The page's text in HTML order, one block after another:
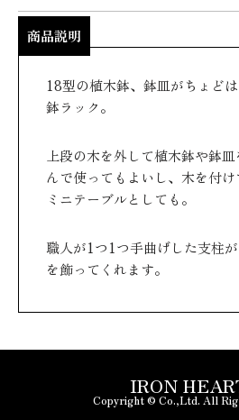
商品説明
18型の植木鉢、鉢皿がちょど
鉢ラック。
上段の木を外して植木鉢や鉢
んで使ってもよいし、木を付
ミニテーブルとしても。
職人が1つ1つ手曲げした支柱
を飾ってくれます。
IRON
Copyright © Co.,Ltd. All